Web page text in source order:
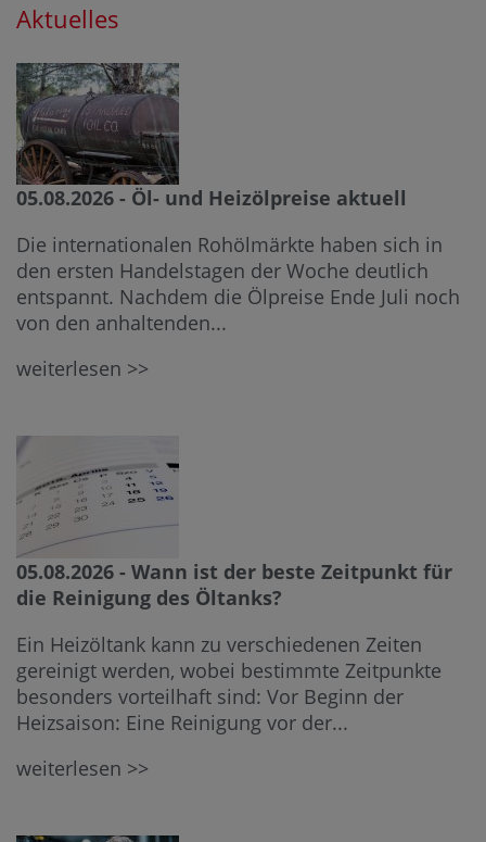
Aktuelles
05.08.2026 - Öl- und Heizölpreise aktuell
Die internationalen Rohölmärkte haben sich in
den ersten Handelstagen der Woche deutlich
entspannt. Nachdem die Ölpreise Ende Juli noch
von den anhaltenden...
weiterlesen >>
05.08.2026 - Wann ist der beste Zeitpunkt für
die Reinigung des Öltanks?
Ein Heizöltank kann zu verschiedenen Zeiten
gereinigt werden, wobei bestimmte Zeitpunkte
besonders vorteilhaft sind: Vor Beginn der
Heizsaison: Eine Reinigung vor der...
weiterlesen >>